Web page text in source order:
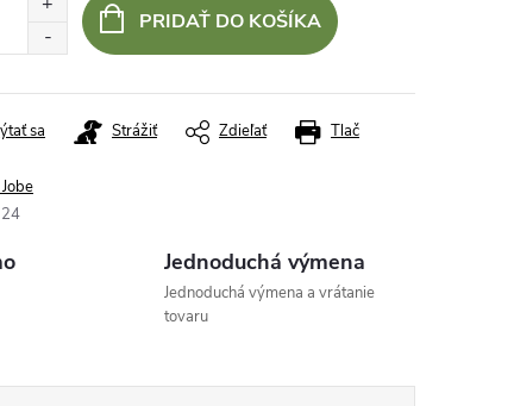
PRIDAŤ DO KOŠÍKA
Tlač
sa Strážiť Zdieľať
Jobe
24
Jednoduchá výmena
Jednoduchá výmena a vrátanie
tovaru